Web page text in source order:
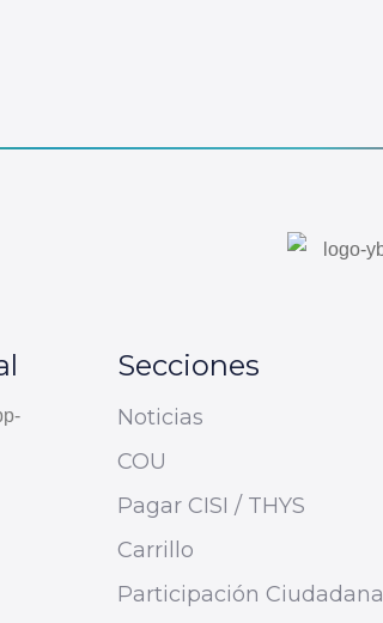
Secciones
Noticias
COU
Pagar CISI / THYS
Carrillo
Participación Ciudadana